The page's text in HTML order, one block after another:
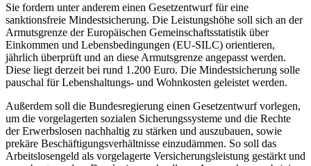
Sie fordern unter anderem einen Gesetzentwurf für eine
sanktionsfreie Mindestsicherung. Die Leistungshöhe soll sich an der
Armutsgrenze der Europäischen Gemeinschaftsstatistik über
Einkommen und Lebensbedingungen (EU-SILC) orientieren,
jährlich überprüft und an diese Armutsgrenze angepasst werden.
Diese liegt derzeit bei rund 1.200 Euro. Die Mindestsicherung solle
pauschal für Lebenshaltungs- und Wohnkosten geleistet werden.
Außerdem soll die Bundesregierung einen Gesetzentwurf vorlegen,
um die vorgelagerten sozialen Sicherungssysteme und die Rechte
der Erwerbslosen nachhaltig zu stärken und auszubauen, sowie
prekäre Beschäftigungsverhältnisse einzudämmen. So soll das
Arbeitslosengeld als vorgelagerte Versicherungsleistung gestärkt und